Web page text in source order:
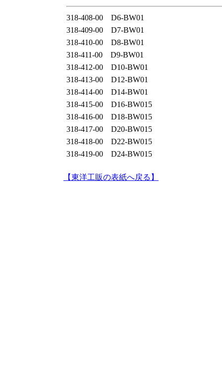
318‐408‐00 D6‐BW01
318‐409‐00 D7‐BW01
318‐410‐00 D8‐BW01
318‐411‐00 D9‐BW01
318‐412‐00 D10‐BW01
318‐413‐00 D12‐BW01
318‐414‐00 D14‐BW01
318‐415‐00 D16‐BW015
318‐416‐00 D18‐BW015
318‐417‐00 D20‐BW015
318‐418‐00 D22‐BW015
318‐419‐00 D24‐BW015
【東洋工販の表紙へ戻る】